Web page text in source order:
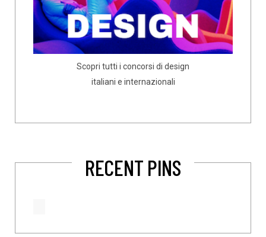
Scopri tutti i concorsi di design
italiani e internazionali
RECENT PINS